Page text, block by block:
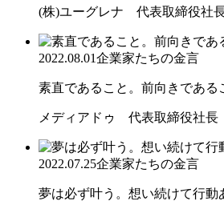
(株)ユーグレナ 代表取締役社
2022.08.01企業家たちの金言
素直であること。前向きである
メディアドゥ 代表取締役社
2022.07.25企業家たちの金言
夢は必ず叶う。想い続けて行動